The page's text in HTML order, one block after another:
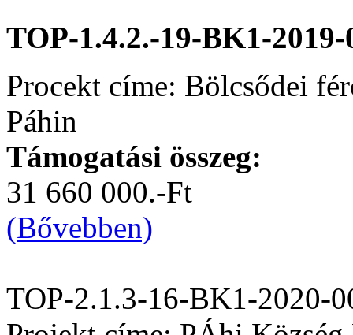
TOP-1.4.2.-19-BK1-2019-
Procekt címe: Bölcsődei
Páhin
Támogatási összeg:
31 660 000.-Ft
(Bővebben)
TOP-2.1.3-16-BK1-2020-